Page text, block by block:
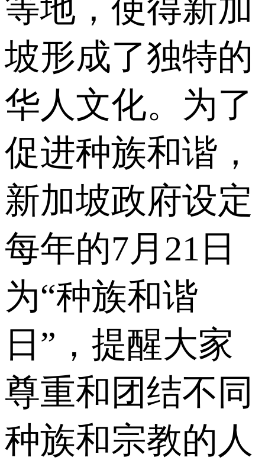
等地，使得新加
坡形成了独特的
华人文化。为了
促进种族和谐，
新加坡政府设定
每年的7月21日
为“种族和谐
日”，提醒大家
尊重和团结不同
种族和宗教的人